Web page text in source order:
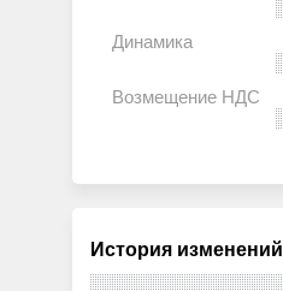
История изменений